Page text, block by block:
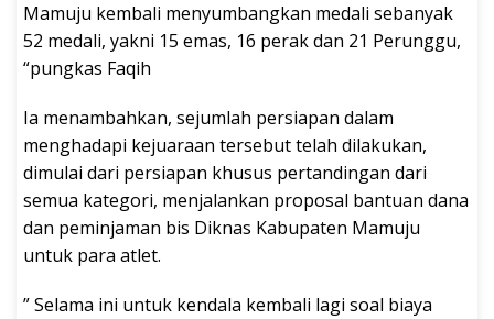
Mamuju kembali menyumbangkan medali sebanyak
52 medali, yakni 15 emas, 16 perak dan 21 Perunggu,
“pungkas Faqih
Ia menambahkan, sejumlah persiapan dalam
menghadapi kejuaraan tersebut telah dilakukan,
dimulai dari persiapan khusus pertandingan dari
semua kategori, menjalankan proposal bantuan dana
dan peminjaman bis Diknas Kabupaten Mamuju
untuk para atlet.
” Selama ini untuk kendala kembali lagi soal biaya